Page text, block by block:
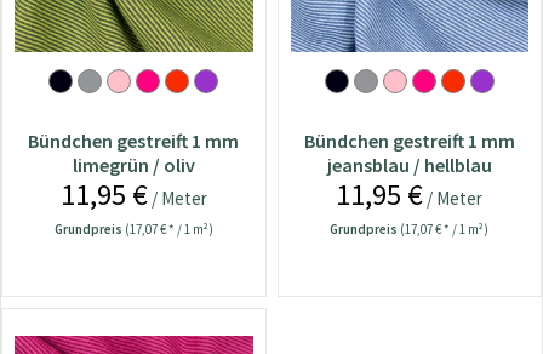
Bündchen gestreift 1 mm
limegrün / oliv
11,95 €/ Meter
Grundpreis (17,07 € * / 1 m²)
Bündchen gestreift 1 mm
jeansblau / hellblau
11,95 € / Meter
Grundpreis (17,07 € * / 1 m²)